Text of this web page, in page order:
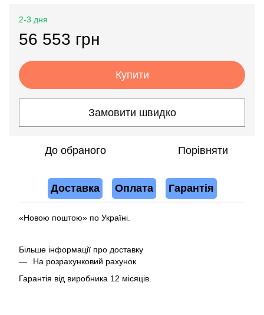
2-3 дня
56 553 грн
Купити
Замовити швидко
До обраного Порівняти
Доставка Оплата Гарантія
«Новою поштою» по Україні.
Більше інформації про доставку
На розрахунковий рахунок
Гарантія від виробника 12 місяців.